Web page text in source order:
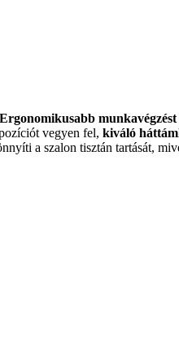
Ergonomikusabb munkavégzést
vegyen fel,kiváló
a szalon tisztán tartását,